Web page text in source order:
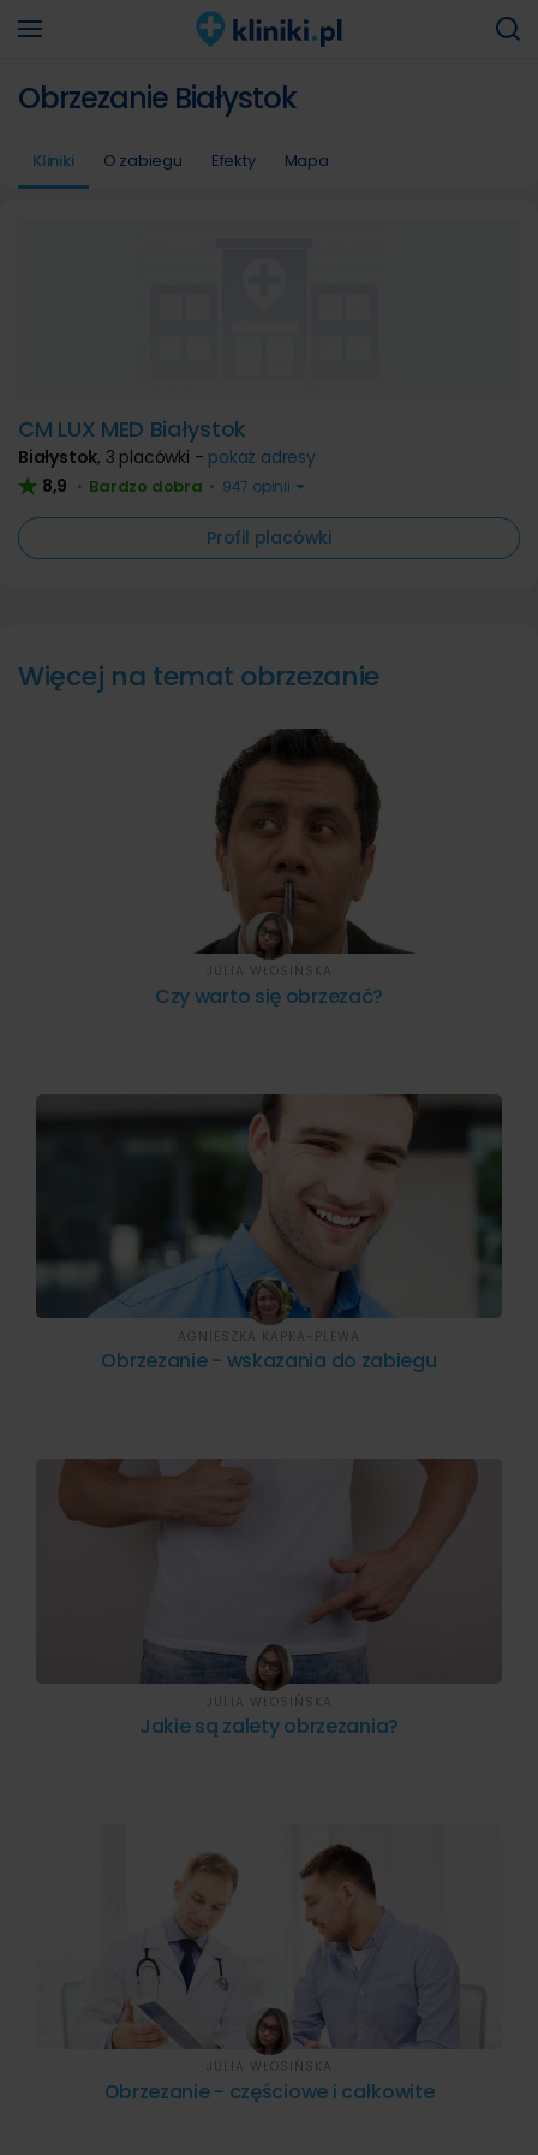
Obrzezanie Białystok
Kliniki O zabiegu Efekty Mapa
CM LUX MED Białystok
Białystok, 3 placówki - pokaż adresy
8,9 • Bardzo dobra • 947 opinii
Profil placówki
Więcej na temat obrzezanie
Czy warto się obrzezać?
JULIA WŁOSIŃSKA
Obrzezanie - wskazania do zabiegu
AGNIESZKA KAPKA-PLEWA
Jakie są zalety obrzezania?
JULIA WŁOSIŃSKA
Obrzezanie - częściowe i całkowite
JULIA WŁOSIŃSKA